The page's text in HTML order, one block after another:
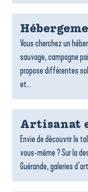
Vous cherchez un
sauvage, campagne
propose différentes
et...
Artisanat
Envie de découvrir le
vous-même ? Sur la
Guérande, galeries